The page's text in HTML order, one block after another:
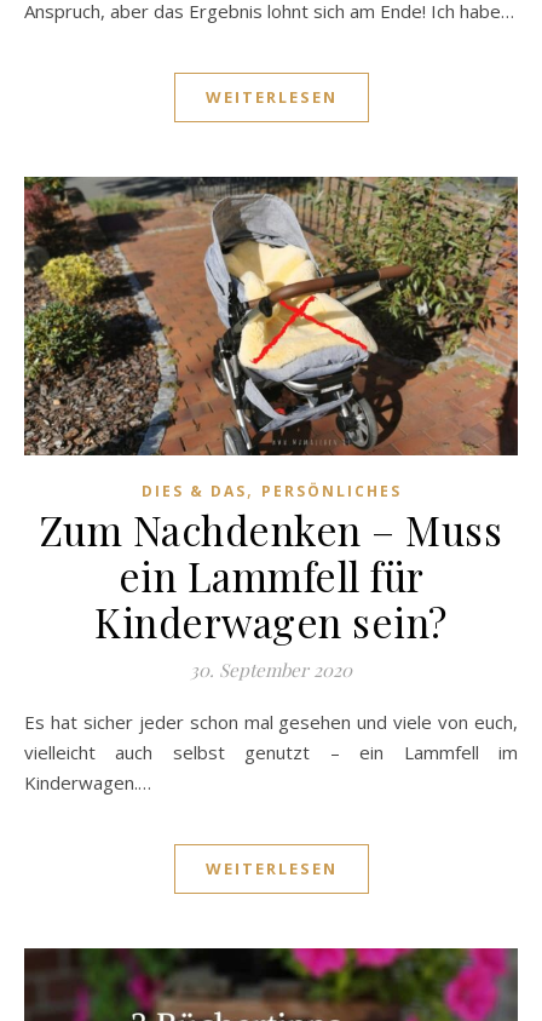
Anspruch, aber das Ergebnis lohnt sich am Ende! Ich habe…
WEITERLESEN
DIES & DAS, PERSÖNLICHES
Zum Nachdenken – Muss
ein Lammfell für
Kinderwagen sein?
30. September 2020
Es hat sicher jeder schon mal gesehen und viele von euch,
vielleicht auch selbst genutzt – ein Lammfell im
Kinderwagen.…
WEITERLESEN